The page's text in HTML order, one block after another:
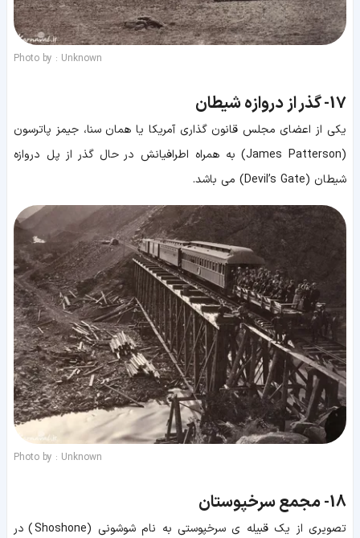
Photo by : Unknown
17- گذر از دروازه شیطان
یکی از اعضای مجلس قانون گذاری آمریکا یا همان سنا، جیمز پاترسون
(James Patterson) به همراه اطرافیانش در حال گذر از پل دروازه
شیطان (Devil’s Gate) می باشد.
Photo by : Unknown
18- مجمع سرخپوستان
تصویری از یک قبیله ی سرخپوستی به نام شوشونی (Shoshone) در